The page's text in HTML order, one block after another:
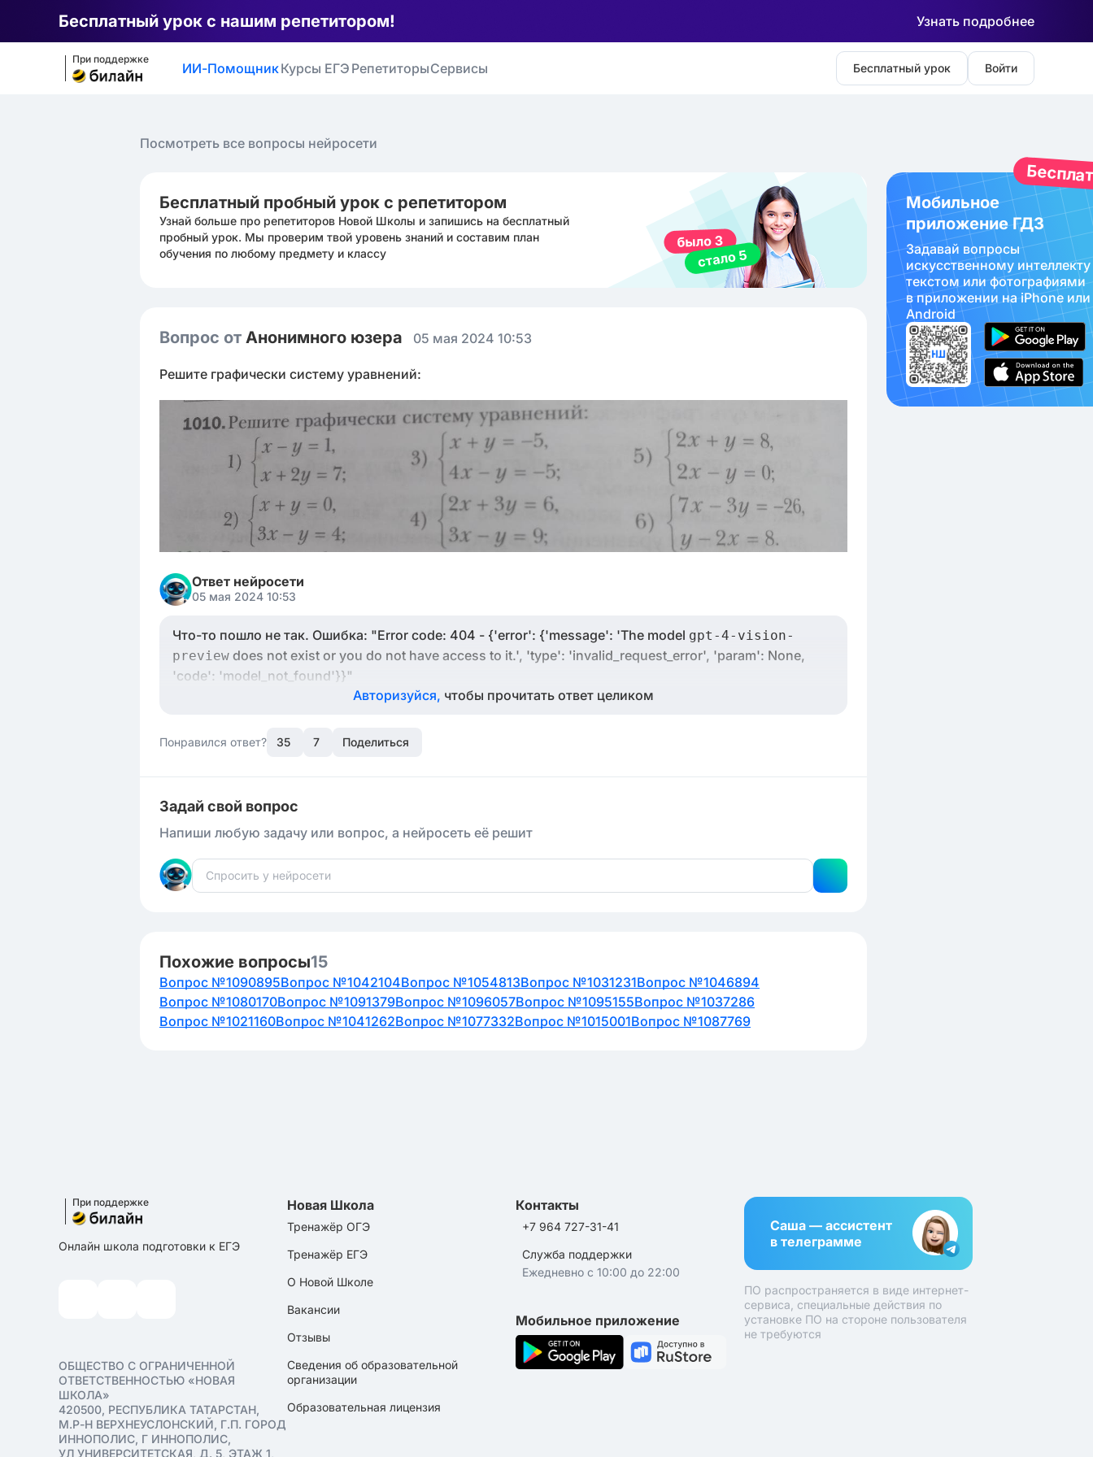
Бесплатный урок с нашим репетитором! Узнать подробнее
При поддержке
ИИ-ПомощникКурсы ЕГЭ РепетиторыСервисы Бесплатный урок Войти
Посмотреть все вопросы нейросети
Бесплатный пробный урок с репетитором
Узнай больше про репетиторов Новой Школы и запишись на бесплатный
пробный урок. Мы проверим твой уровень знаний и составим план
обучения по любому предмету и классу
Вопрос от Анонимного юзера 05 мая 2024 10:53
Решите графически систему уравнений:
Ответ нейросети
05 мая 2024 10:53
Что-то пошло не так. Ошибка: "Error code: 404 - {'error': {'message': 'The model gpt-4-vision-
preview does not exist or you do not have access to it.', 'type': 'invalid_request_error', 'param': None,
'code': 'model_not_found'}}"
Авторизуйся, чтобы прочитать ответ целиком
Понравился ответ? 35 7 Поделиться
Задай свой вопрос
Напиши любую задачу или вопрос, а нейросеть её решит
Похожие вопросы15
Вопрос №1090895Вопрос №1042104Вопрос №1054813Вопрос №1031231Вопрос №1046894
Вопрос №1080170Вопрос №1091379Вопрос №1096057Вопрос №1095155Вопрос №1037286
Вопрос №1021160Вопрос №1041262Вопрос №1077332Вопрос №1015001Вопрос №1087769
Мобильное
приложение ГДЗ
Задавай вопросы
искуcственному интеллекту
текстом или фотографиями
в приложении на iPhone или
Android
При поддержке
Онлайн школа подготовки к ЕГЭ
ОБЩЕСТВО С ОГРАНИЧЕННОЙ
ОТВЕТСТВЕННОСТЬЮ «НОВАЯ
ШКОЛА»
420500, РЕСПУБЛИКА ТАТАРСТАН,
М.Р-Н ВЕРХНЕУСЛОНСКИЙ, Г.П. ГОРОД
ИННОПОЛИС, Г ИННОПОЛИС,
УЛ УНИВЕРСИТЕТСКАЯ, Д. 5, ЭТАЖ 1,
Новая Школа
Тренажёр ОГЭ
Тренажёр ЕГЭ
О Новой Школе
Вакансии
Отзывы
Сведения об образовательной
организации
Образовательная лицензия
Контакты
+7 964 727-31-41
Служба поддержки
Ежедневно с 10:00 до 22:00
Мобильное приложение
Саша — ассистент
в телеграмме
ПО распространяется в виде интернет-
сервиса, специальные действия по
установке ПО на стороне пользователя
не требуются